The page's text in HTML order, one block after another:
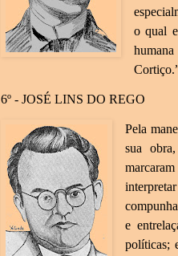
o qual
6º - JOSÉ LINS DO REGO
Pela
sua
e
políticas;